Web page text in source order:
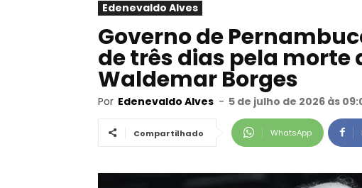
Edenevaldo Alves
Governo de
de três dias pela morte
Waldemar Borges
Por Edenevaldo Alves - 5 de julho de 2026 às
Compartilhado WhatsApp